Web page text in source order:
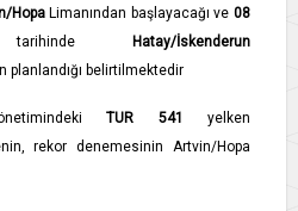
HopaLimanından başlayacağı ve08
Hatay/İskenderun
planlandığı belirtilmektedir
TUR 541
yelken
rekor denemesinin Artvin/Hopa